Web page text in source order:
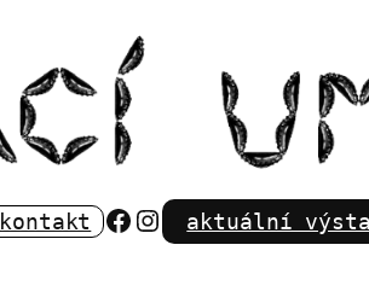
kontakt Facebook
Instagram
aktuální